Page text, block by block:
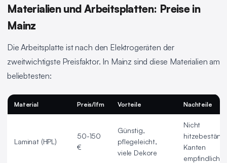
Materialien und Arbeitsplatten: Preise in
Mainz
Die Arbeitsplatte ist nach den Elektrogeräten der
zweitwichtigste Preisfaktor. In Mainz sind diese Materialien am
beliebtesten:
Material Preis/lfm Vorteile Nachteile
Laminat (HPL)
50-150
€
Günstig,
pflegeleicht,
viele Dekore
Nicht
Kanten
empfindlich